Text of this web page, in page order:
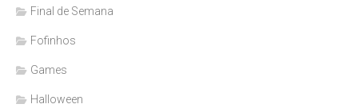
Final de Semana
Fofinhos
Games
Halloween